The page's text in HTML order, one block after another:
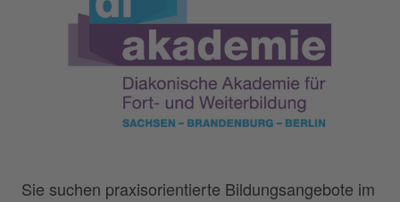
Sie suchen praxisorientierte Bildungsangebote im